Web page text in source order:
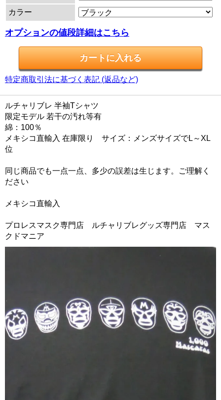
カラー
オプションの値段詳細はこちら
特定商取引法に基づく表記 (返品など)
ルチャリブレ 半袖Tシャツ
限定モデル 若干の汚れ等有
綿：100％
メキシコ直輸入 在庫限り サイズ：メンズサイズでL～XL
位
同じ商品でも一点一点、多少の誤差は生じます。ご理解く
ださい
メキシコ直輸入
プロレスマスク専門店 ルチャリブレグッズ専門店 マス
クドマニア